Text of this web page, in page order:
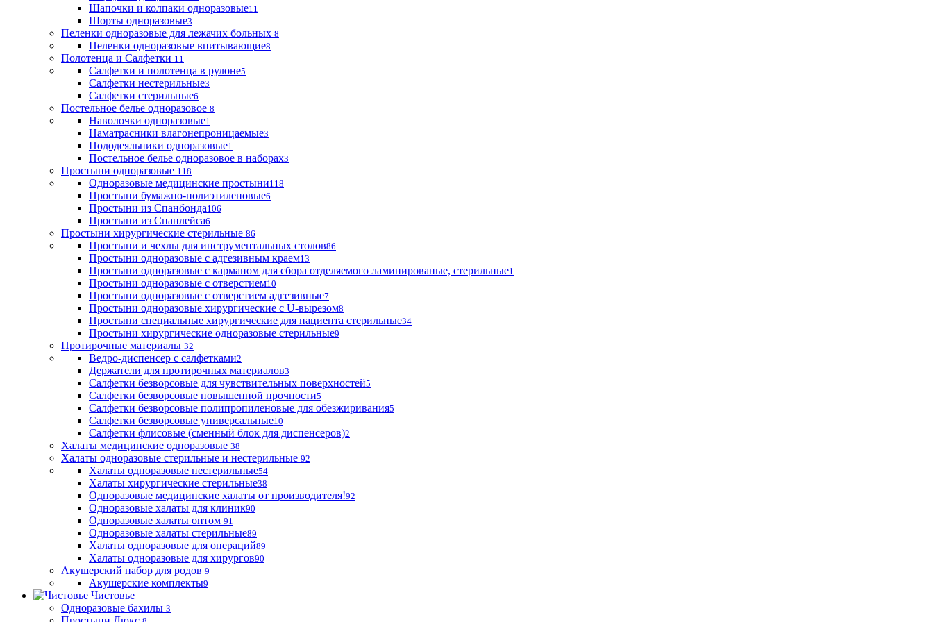
Шапочки и колпаки одноразовые11
Шорты одноразовые3
Пеленки одноразовые для лежачих больных 8
Пеленки одноразовые впитывающие8
Полотенца и Салфетки 11
Салфетки и полотенца в рулоне5
Салфетки нестерильные3
Салфетки стерильные6
Постельное белье одноразовое 8
Наволочки одноразовые1
Наматрасники влагонепроницаемые3
Пододеяльники одноразовые1
Постельное белье одноразовое в наборах3
Простыни одноразовые 118
Одноразовые медицинские простыни118
Простыни бумажно-полиэтиленовые6
Простыни из Спанбонда106
Простыни из Спанлейса6
Простыни хирургические стерильные 86
Простыни и чехлы для инструментальных столов86
Простыни одноразовые с адгезивным краем13
Простыни одноразовые с карманом для сбора отделяемого ламинированые, стерильные1
Простыни одноразовые с отверстием10
Простыни одноразовые с отверстием адгезивные7
Простыни одноразовые хирургические с U-вырезом8
Простыни специальные хирургические для пациента стерильные34
Простыни хирургические одноразовые стерильные9
Протирочные материалы 32
Ведро-диспенсер с салфетками2
Держатели для протирочных материалов3
Салфетки безворсовые для чувствительных поверхностей5
Салфетки безворсовые повышенной прочности5
Салфетки безворсовые полипропиленовые для обезжиривания5
Салфетки безворсовые универсальные10
Салфетки флисовые (сменный блок для диспенсеров)2
Халаты медицинские одноразовые 38
Халаты одноразовые стерильные и нестерильные 92
Халаты одноразовые нестерильные54
Халаты хирургические стерильные38
Одноразовые медицинские халаты от производителя!92
Одноразовые халаты для клиник90
Одноразовые халаты оптом 91
Одноразовые халаты стерильные89
Халаты одноразовые для операций89
Халаты одноразовые для хирургов90
Акушерский набор для родов 9
Акушерские комплекты9
Чистовье
Одноразовые бахилы 3